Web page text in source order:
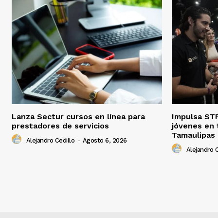
Lanza Sectur cursos en línea para
prestadores de servicios
Alejandro Cedillo - Agosto 6, 2026
Impulsa
jóvenes en
Tamaulipas
Alejandro